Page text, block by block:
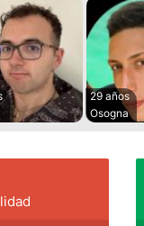
29 años
Osogna